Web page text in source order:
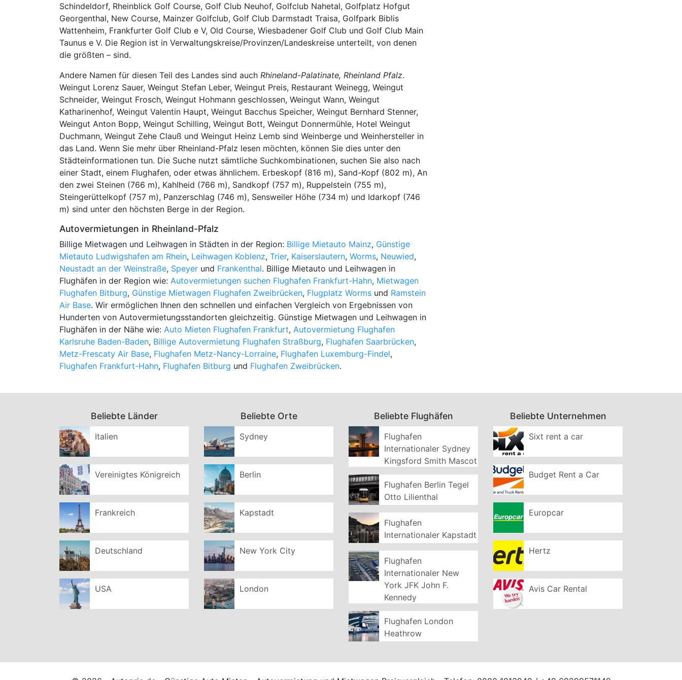
Schindeldorf, Rheinblick Golf Course, Golf Club Neuhof, Golfclub Nahetal, Golfplatz Hofgut
Georgenthal, New Course, Mainzer Golfclub, Golf Club Darmstadt Traisa, Golfpark Biblis
Wattenheim, Frankfurter Golf Club e V, Old Course, Wiesbadener Golf Club und Golf Club Main
Taunus e V. Die Region ist in Verwaltungskreise/Provinzen/Landeskreise unterteilt, von denen
die größten – sind.
Andere Namen für diesen Teil des Landes sind auch Rhineland-Palatinate, Rheinland Pfalz.
Weingut Lorenz Sauer, Weingut Stefan Leber, Weingut Preis, Restaurant Weinegg, Weingut
Schneider, Weingut Frosch, Weingut Hohmann geschlossen, Weingut Wann, Weingut
Katharinenhof, Weingut Valentin Haupt, Weingut Bacchus Speicher, Weingut Bernhard Stenner,
Weingut Anton Bopp, Weingut Schilling, Weingut Bott, Weingut Donnermühle, Hotel Weingut
Duchmann, Weingut Zehe Clauß und Weingut Heinz Lemb sind Weinberge und Weinhersteller in
das Land. Wenn Sie mehr über Rheinland-Pfalz lesen möchten, können Sie dies unter den
Städteinformationen tun. Die Suche nutzt sämtliche Suchkombinationen, suchen Sie also nach
einer Stadt, einem Flughafen, oder etwas ähnlichem. Erbeskopf (816 m), Sand-Kopf (802 m), An
den zwei Steinen (766 m), Kahlheid (766 m), Sandkopf (757 m), Ruppelstein (755 m),
Steingerüttelkopf (757 m), Panzerschlag (746 m), Sensweiler Höhe (734 m) und Idarkopf (746
m) sind unter den höchsten Berge in der Region.
Autovermietungen in Rheinland-Pfalz
Billige Mietwagen und Leihwagen in Städten in der Region: Billige Mietauto Mainz, Günstige
Mietauto Ludwigshafen am Rhein, Leihwagen Koblenz, Trier, Kaiserslautern, Worms, Neuwied,
Neustadt an der Weinstraße, Speyer und Frankenthal. Billige Mietauto und Leihwagen in
Flughäfen in der Region wie: Autovermietungen suchen Flughafen Frankfurt-Hahn, Mietwagen
Flughafen Bitburg, Günstige Mietwagen Flughafen Zweibrücken, Flugplatz Worms und Ramstein
Air Base. Wir ermöglichen Ihnen den schnellen und einfachen Vergleich von Ergebnissen von
Hunderten von Autovermietungsstandorten gleichzeitig. Günstige Mietwagen und Leihwagen in
Flughäfen in der Nähe wie: Auto Mieten Flughafen Frankfurt, Autovermietung Flughafen
Karlsruhe Baden-Baden, Billige Autovermietung Flughafen Straßburg, Flughafen Saarbrücken,
Metz-Frescaty Air Base, Flughafen Metz-Nancy-Lorraine, Flughafen Luxemburg-Findel,
Flughafen Frankfurt-Hahn, Flughafen Bitburg und Flughafen Zweibrücken.
Beliebte Länder
Italien
Vereinigtes Königreich
Frankreich
Deutschland
USA
Beliebte Orte
Sydney
Berlin
Kapstadt
New York City
London
Beliebte Flughäfen
Flughafen
Internationaler Sydney
Kingsford Smith Mascot
Flughafen Berlin Tegel
Otto Lilienthal
Flughafen
Internationaler Kapstadt
Flughafen
Internationaler New
York JFK John F.
Kennedy
Flughafen London
Heathrow
Beliebte Unternehmen
Sixt rent a car
Budget Rent a Car
Europcar
Hertz
Avis Car Rental